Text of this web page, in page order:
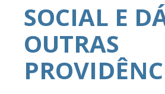
SOCIAL E
OUTRAS